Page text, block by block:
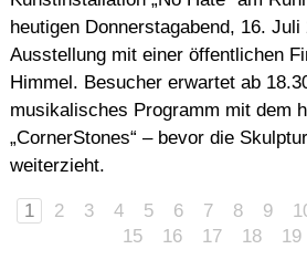
heutigen Donnerstagabend, 16. Juli
Ausstellung mit einer öffentlichen
Himmel. Besucher erwartet ab
musikalisches Programm mit dem
„CornerStones“ – bevor die
weiterzieht.
1 2 3 4 5 6 7 8 9
15
16 17 18 19